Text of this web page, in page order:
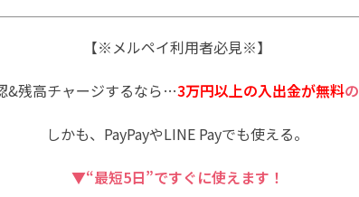
【※メルペイ利用者必見※】
&残高チャージするなら…3万円以上の入出金が無料の
しかも、PayPayやLINE Payでも使える。
▼“最短5日”ですぐに使えます！